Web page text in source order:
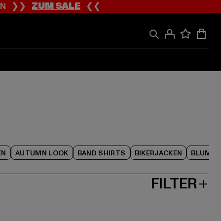
❯❯ZUM SALE❮❮
AUTUMN LOOK BAND SHIRTS BIKERJACKEN
FILTER